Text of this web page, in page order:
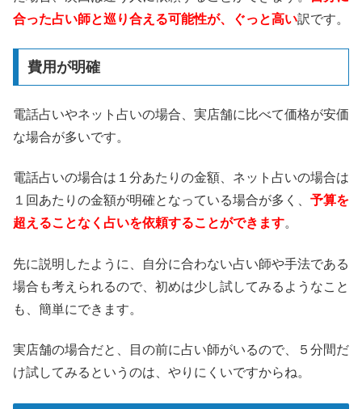
合った占い師と巡り合える可能性が、ぐっと高い訳です。
費用が明確
電話占いやネット占いの場合、実店舗に比べて価格が安価
な場合が多いです。
電話占いの場合は１分あたりの金額、ネット占いの場合は
１回あたりの金額が明確となっている場合が多く、 予算を
超えることなく占いを依頼することができます。
先に説明したように、自分に合わない占い師や手法である
場合も考えられるので、初めは少し試してみるようなこと
も、簡単にできます。
実店舗の場合だと、目の前に占い師がいるので、５分間だ
け試してみるというのは、やりにくいですからね。